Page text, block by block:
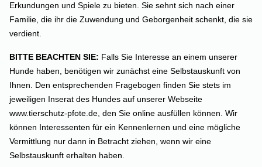
Erkundungen und Spiele zu bieten. Sie sehnt sich nach einer
Familie, die ihr die Zuwendung und Geborgenheit schenkt, die sie
verdient.
BITTE BEACHTEN SIE: Falls Sie Interesse an einem unserer
Hunde haben, benötigen wir zunächst eine Selbstauskunft von
Ihnen. Den entsprechenden Fragebogen finden Sie stets im
jeweiligen Inserat des Hundes auf unserer Webseite
www.tierschutz-pfote.de, den Sie online ausfüllen können. Wir
können Interessenten für ein Kennenlernen und eine mögliche
Vermittlung nur dann in Betracht ziehen, wenn wir eine
Selbstauskunft erhalten haben.